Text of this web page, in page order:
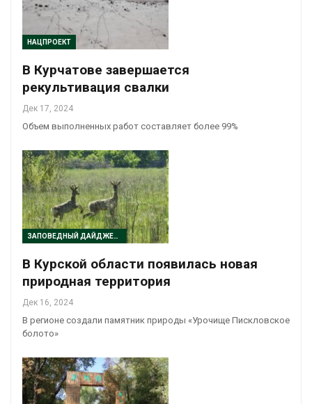
НАЦПРОЕКТ
В Курчатове завершается
рекультивация свалки
Дек 17, 2024
Объем выполненных работ составляет более 99%
ЗАПОВЕДНЫЙ ДАЙДЖЕСТ
В Курской области появилась новая
природная территория
Дек 16, 2024
В регионе создали памятник природы «Урочище Пискловское
болото»